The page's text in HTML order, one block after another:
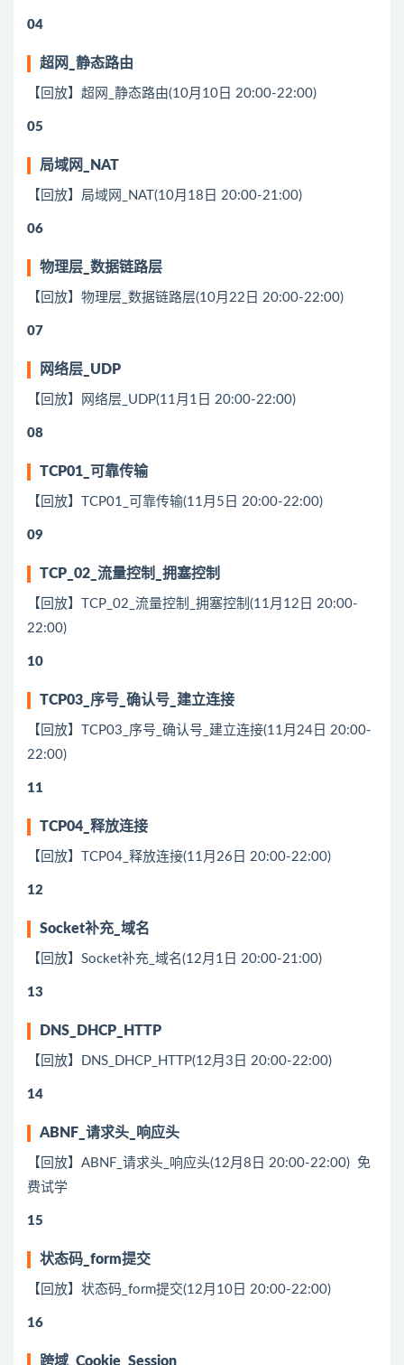
04
超网_静态路由
【回放】超网_静态路由(10月10日 20:00-22:00)
05
局域网_NAT
【回放】局域网_NAT(10月18日 20:00-21:00)
06
物理层_数据链路层
【回放】物理层_数据链路层(10月22日 20:00-22:00)
07
网络层_UDP
【回放】网络层_UDP(11月1日 20:00-22:00)
08
TCP01_可靠传输
【回放】TCP01_可靠传输(11月5日 20:00-22:00)
09
TCP_02_流量控制_拥塞控制
【回放】TCP_02_流量控制_拥塞控制(11月12日 20:00-
22:00)
10
TCP03_序号_确认号_建立连接
【回放】TCP03_序号_确认号_建立连接(11月24日 20:00-
22:00)
11
TCP04_释放连接
【回放】TCP04_释放连接(11月26日 20:00-22:00)
12
Socket补充_域名
【回放】Socket补充_域名(12月1日 20:00-21:00)
13
DNS_DHCP_HTTP
【回放】DNS_DHCP_HTTP(12月3日 20:00-22:00)
14
ABNF_请求头_响应头
【回放】ABNF_请求头_响应头(12月8日 20:00-22:00) 免
费试学
15
状态码_form提交
【回放】状态码_form提交(12月10日 20:00-22:00)
16
跨域_Cookie_Session